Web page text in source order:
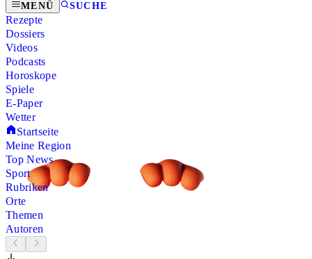
MENÜ SUCHE
Rezepte
Dossiers
Videos
Podcasts
Horoskope
Spiele
E-Paper
Wetter
Startseite
Meine Region
Top News
Sport
Rubriken
Orte
Themen
Autoren